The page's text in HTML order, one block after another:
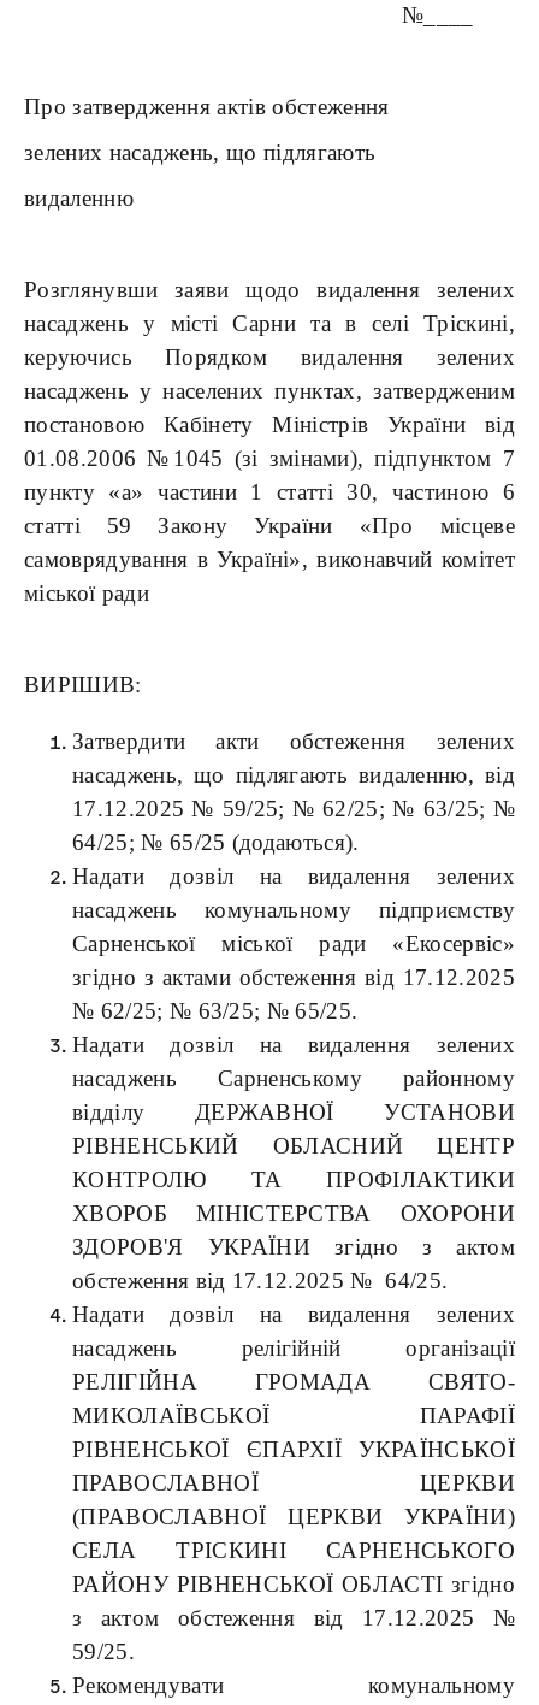
№____
Про затвердження актів обстеження
зелених насаджень, що підлягають
видаленню
Розглянувши заяви щодо видалення зелених
насаджень у місті Сарни та в селі Тріскині,
керуючись Порядком видалення зелених
насаджень у населених пунктах, затвердженим
постановою Кабінету Міністрів України від
01.08.2006 №1045 (зі змінами), підпунктом 7
пункту «а» частини 1 статті 30, частиною 6
статті 59 Закону України «Про місцеве
самоврядування в Україні», виконавчий комітет
міської ради
ВИРІШИВ:
Затвердити акти обстеження зелених
насаджень, що підлягають видаленню, від
17.12.2025 № 59/25; № 62/25; № 63/25; №
64/25; № 65/25 (додаються).
Надати дозвіл на видалення зелених
насаджень комунальному підприємству
Сарненської міської ради «Екосервіс»
згідно з актами обстеження від 17.12.2025
№ 62/25; № 63/25; № 65/25.
Надати дозвіл на видалення зелених
насаджень Сарненському районному
відділу ДЕРЖАВНОЇ УСТАНОВИ
РІВНЕНСЬКИЙ ОБЛАСНИЙ ЦЕНТР
КОНТРОЛЮ ТА ПРОФІЛАКТИКИ
ХВОРОБ МІНІСТЕРСТВА ОХОРОНИ
ЗДОРОВ'Я УКРАЇНИ згідно з актом
обстеження від 17.12.2025 № 64/25.
Надати дозвіл на видалення зелених
насаджень релігійній організації
РЕЛІГІЙНА ГРОМАДА СВЯТО-
МИКОЛАЇВСЬКОЇ ПАРАФІЇ
РІВНЕНСЬКОЇ ЄПАРХІЇ УКРАЇНСЬКОЇ
ПРАВОСЛАВНОЇ ЦЕРКВИ
(ПРАВОСЛАВНОЇ ЦЕРКВИ УКРАЇНИ)
СЕЛА ТРІСКИНІ САРНЕНСЬКОГО
РАЙОНУ РІВНЕНСЬКОЇ ОБЛАСТІ згідно
з актом обстеження від 17.12.2025 №
59/25.
Рекомендувати комунальному